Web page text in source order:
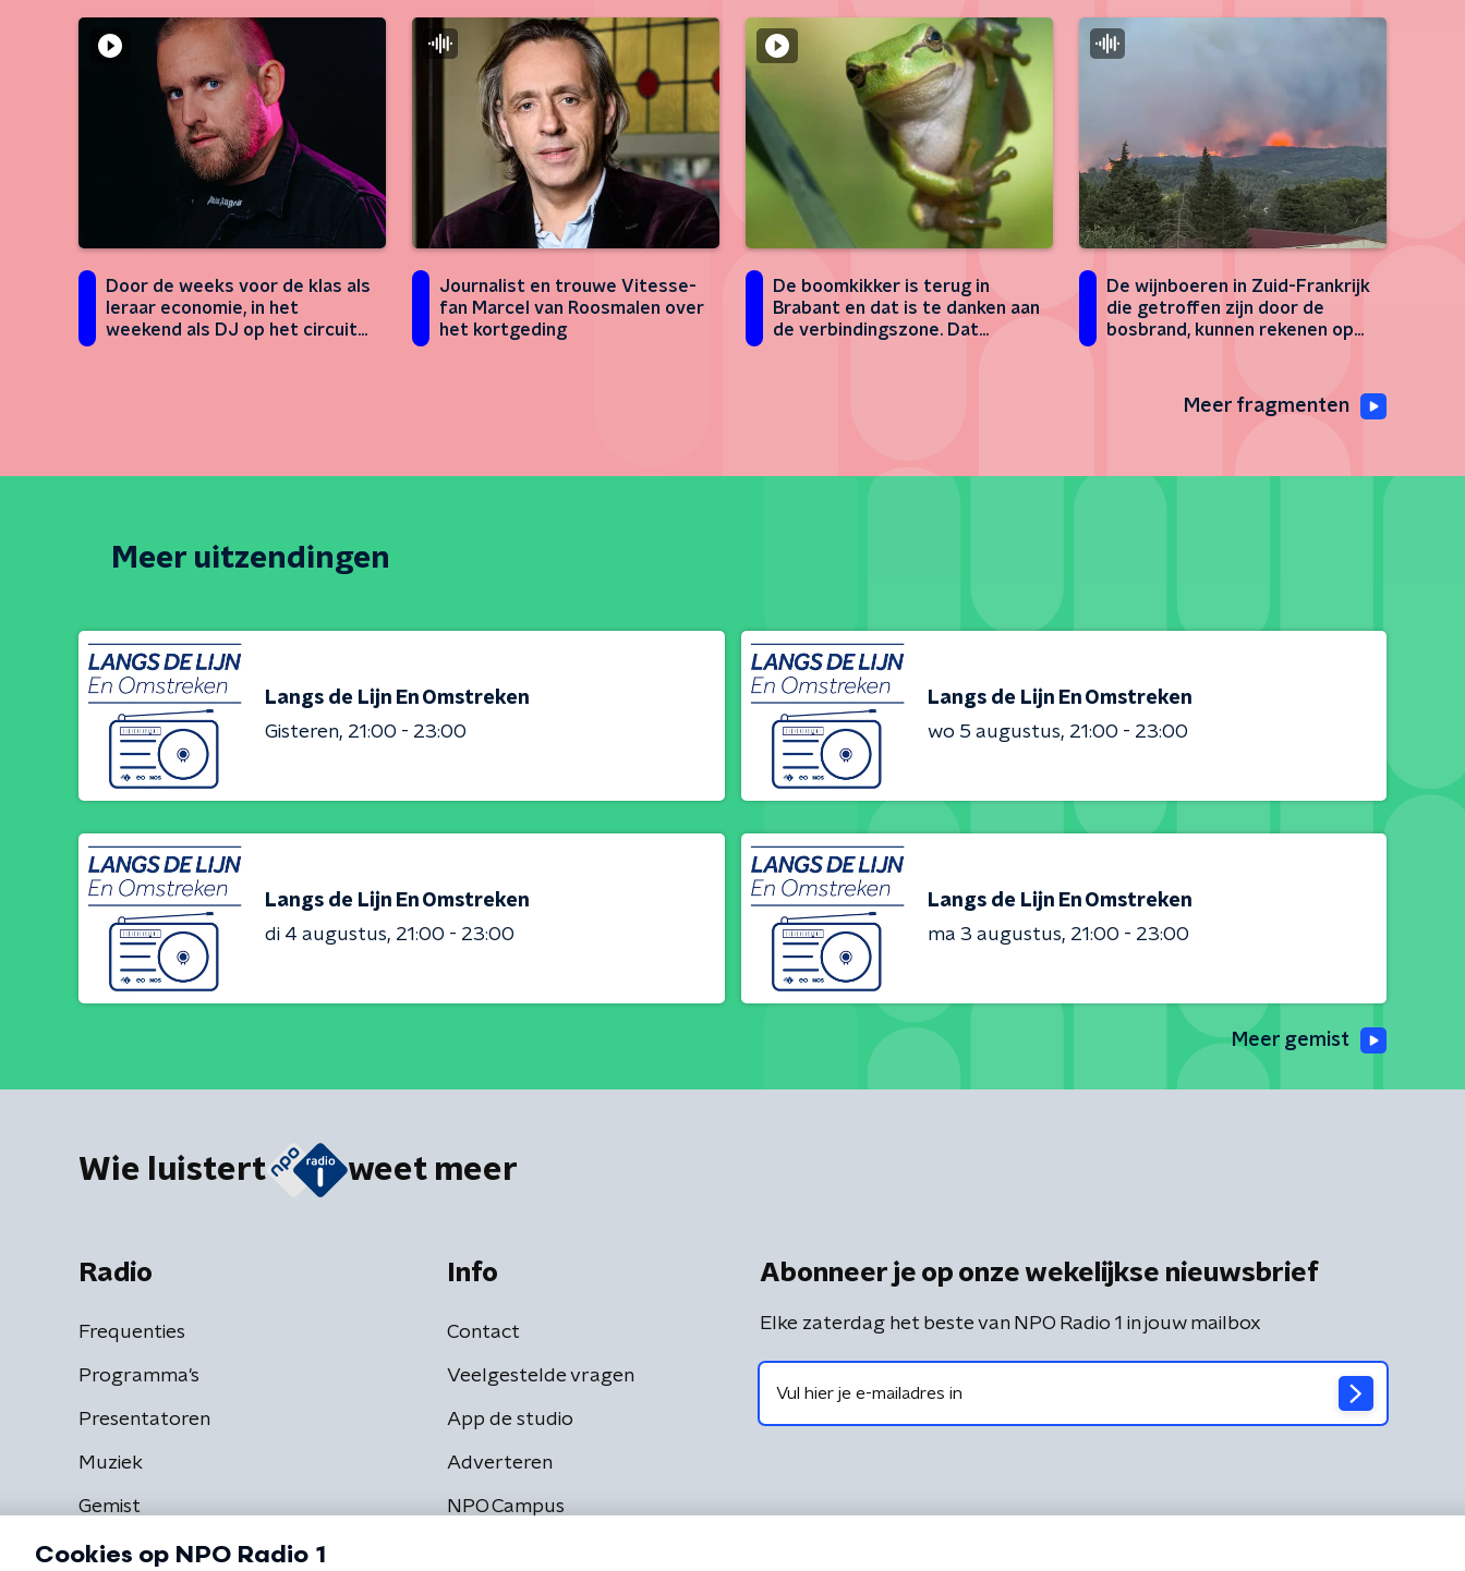
Door de weeks voor de klas als
leraar economie, in het
weekend als DJ op het circuit
Journalist en trouwe Vitesse-
fan Marcel van Roosmalen over
het kortgeding
De boomkikker is terug in
Brabant en dat is te danken aan
de verbindingszone. Dat
De wijnboeren in Zuid-Frankrijk
die getroffen zijn door de
bosbrand, kunnen rekenen op
Meer fragmenten
Meer uitzendingen
Langs de Lijn En Omstreken
Gisteren 21:00 - 23:00
Langs de Lijn En Omstreken
wo 5 augustus 21:00 - 23:00
Langs de Lijn En Omstreken
di 4 augustus 21:00 - 23:00
Langs de Lijn En Omstreken
ma 3 augustus 21:00 - 23:00
Meer gemist
Wie luistert weet meer
Radio
Frequenties
Programma's
Presentatoren
Muziek
Gemist
Info
Contact
Veelgestelde vragen
App de studio
Adverteren
NPO Campus
Abonneer je op onze wekelijkse nieuwsbrief
Elke zaterdag het beste van NPO Radio 1 in jouw mailbox